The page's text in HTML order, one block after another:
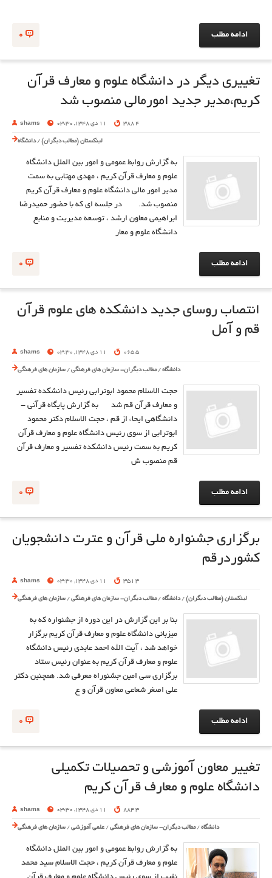
0 ادامه مطلب
تغییری دیگر در دانشگاه علوم و معارف قرآن
کریم،مدیر جدید امورمالی منصوب شد
shams 11 دی 1348, 03:30 4 388
لینکستان (مطالب دیگران) /دانشگاه
به گزارش روابط عمومی و امور بین الملل دانشگاه
علوم و معارف قرآن کریم ، مهدی مهتابی به سمت
مدیر امور مالی دانشگاه علوم و معارف قرآن کریم
منصوب شد. در جلسه ای که با حضور حمیدرضا
ابراهیمی معاون ارشد ، توسعه مدیریت و منابع
دانشگاه علوم و معار
0 ادامه مطلب
انتصاب روسای جدید دانشکده های علوم قرآن
قم و آمل
shams 11 دی 1348, 03:30 5 065
دانشگاه /مطالب دیگران- سازمان های فرهنگی / سازمان های فرهنگی
حجت الاسلام محمود ابوترابی رئیس دانشکده تفسیر
و معارف قرآن قم شد به گزارش پایگاه قرآنی -
دانشگاهی ایحاء از قم ، حجت الاسلام دکتر محمود
ابوترابی از سوی رئیس دانشگاه علوم و معارف قرآن
کریم به سمت رئیس دانشکده تفسیر و معارف قرآن
قم منصوب ش
0 ادامه مطلب
برگزاری جشنواره ملی قرآن و عترت دانشجویان
کشوردرقم
shams 11 دی 1348, 03:30 3 351
لینکستان (مطالب دیگران) /دانشگاه /مطالب دیگران- سازمان های فرهنگی / سازمان های فرهنگی
بنا بر این گزارش در این دوره از جشنواره که به
میزبانی دانشگاه علوم و معارف قرآن کریم برگزار
خواهد شد ، آیت الله احمد عابدی رئیس دانشگاه
علوم و معارف قرآن کریم به عنوان رئیس ستاد
برگزاری سی امین جشنوراه معرفی شد. همچنین دکتر
علی اصغر شعاعی معاون قرآن و ع
0 ادامه مطلب
تغییر معاون آموزشی و تحصیلات تکمیلی
دانشگاه علوم و معارف قرآن کریم
shams 11 دی 1348, 03:30 3 884
دانشگاه /مطالب دیگران- سازمان های فرهنگی / علمی آموزشی / سازمان های فرهنگی
به گزارش روابط عمومی و امور بین الملل دانشگاه
علوم و معارف قرآن کریم ، حجت الاسلام سید محمد